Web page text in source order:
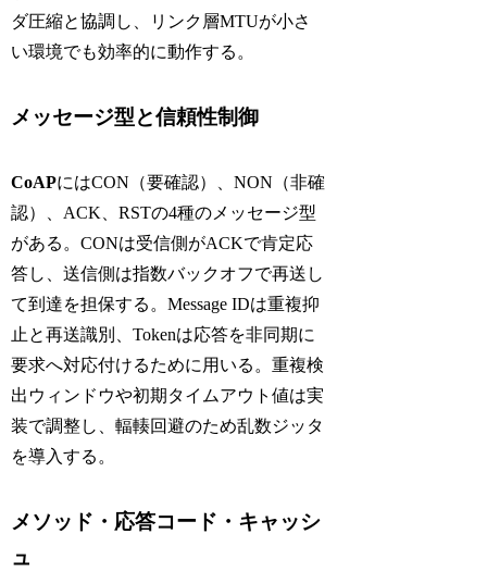
ダ圧縮と協調し、リンク層MTUが小さ
い環境でも効率的に動作する。
メッセージ型と信頼性制御
CoAPにはCON（要確認）、NON（非確
認）、ACK、RSTの4種のメッセージ型
がある。CONは受信側がACKで肯定応
答し、送信側は指数バックオフで再送し
て到達を担保する。Message IDは重複抑
止と再送識別、Tokenは応答を非同期に
要求へ対応付けるために用いる。重複検
出ウィンドウや初期タイムアウト値は実
装で調整し、輻輳回避のため乱数ジッタ
を導入する。
メソッド・応答コード・キャッシ
ュ